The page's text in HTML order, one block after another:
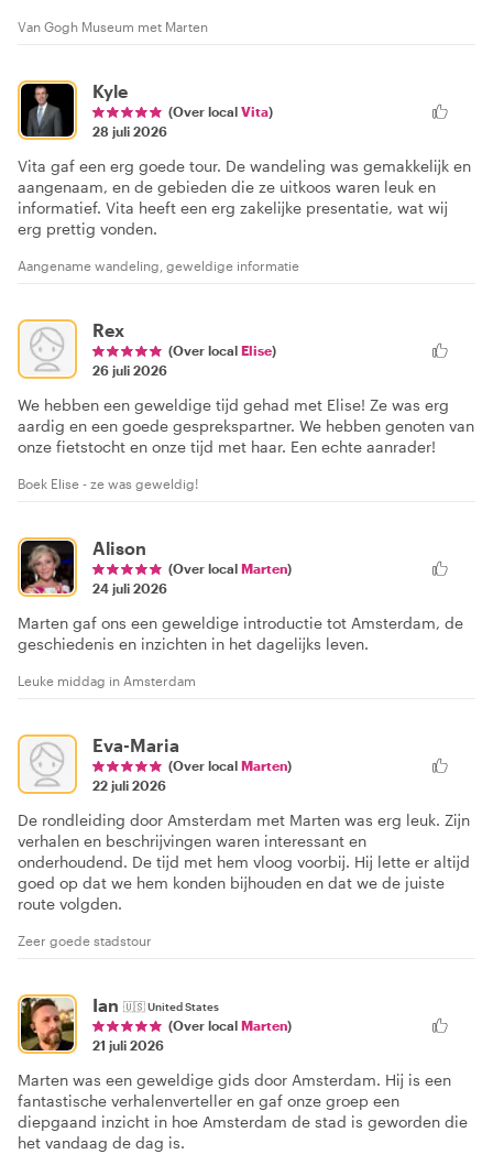
Van Gogh Museum met Marten
Kyle
(Over local Vita)
28 juli 2026
Vita gaf een erg goede tour. De wandeling was gemakkelijk en
aangenaam, en de gebieden die ze uitkoos waren leuk en
informatief. Vita heeft een erg zakelijke presentatie, wat wij
erg prettig vonden.
Aangename wandeling, geweldige informatie
Rex
(Over local Elise)
26 juli 2026
We hebben een geweldige tijd gehad met Elise! Ze was erg
aardig en een goede gesprekspartner. We hebben genoten van
onze fietstocht en onze tijd met haar. Een echte aanrader!
Boek Elise - ze was geweldig!
Alison
(Over local Marten)
24 juli 2026
Marten gaf ons een geweldige introductie tot Amsterdam, de
geschiedenis en inzichten in het dagelijks leven.
Leuke middag in Amsterdam
Eva-Maria
(Over local Marten)
22 juli 2026
De rondleiding door Amsterdam met Marten was erg leuk. Zijn
verhalen en beschrijvingen waren interessant en
onderhoudend. De tijd met hem vloog voorbij. Hij lette er altijd
goed op dat we hem konden bijhouden en dat we de juiste
route volgden.
Zeer goede stadstour
Ian 🇺🇸United States
(Over local Marten)
21 juli 2026
Marten was een geweldige gids door Amsterdam. Hij is een
fantastische verhalenverteller en gaf onze groep een
diepgaand inzicht in hoe Amsterdam de stad is geworden die
het vandaag de dag is.